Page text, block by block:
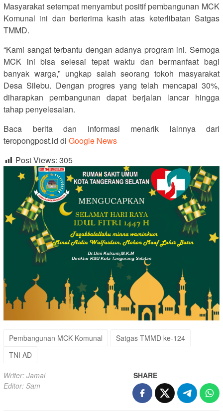
Masyarakat setempat menyambut positif pembangunan MCK
Komunal ini dan berterima kasih atas keterlibatan Satgas
TMMD.
“Kami sangat terbantu dengan adanya program ini. Semoga
MCK ini bisa selesai tepat waktu dan bermanfaat bagi
banyak warga,” ungkap salah seorang tokoh masyarakat
Desa Silebu. Dengan progres yang telah mencapai 30%,
diharapkan pembangunan dapat berjalan lancar hingga
tahap penyelesaian.
Baca berita dan informasi menarik lainnya dari
teropongpost.id di Google News
Post Views: 305
Pembangunan MCK Komunal
Satgas TMMD ke-124
TNI AD
Writer: Jamal
Editor: Sam
SHARE